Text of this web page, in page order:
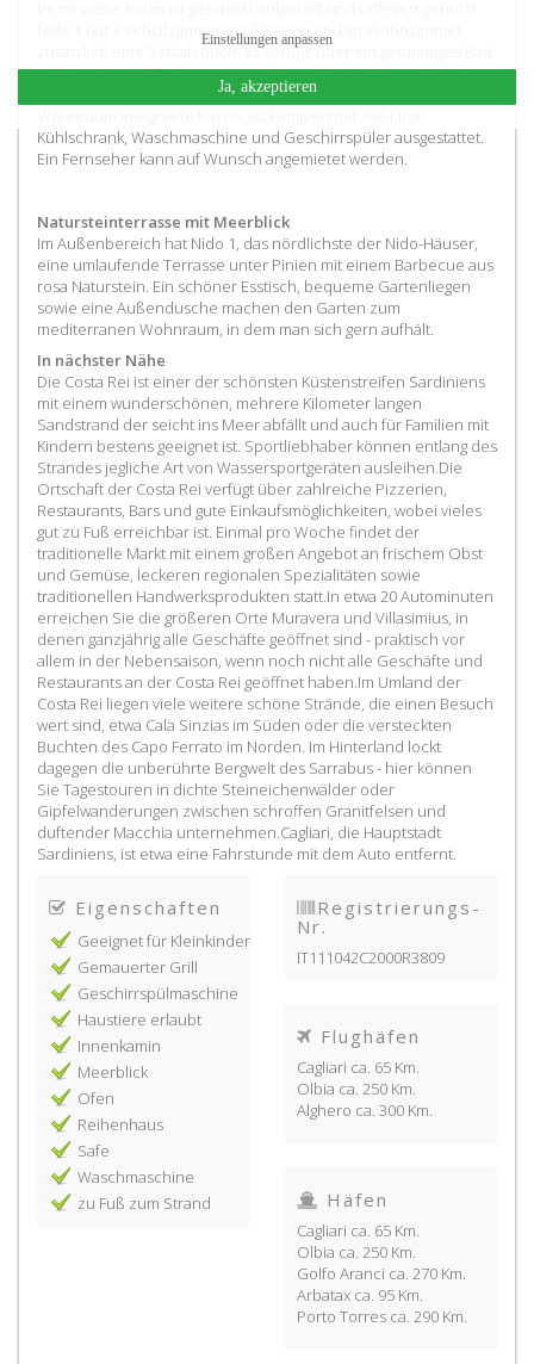
Nido 1 hat 3 Schlafzimmer mit 5 Betten und im Wohnzimmer
zusätzlich eine Schlafcouch. Es verfügt über ein geräumiges Bad
mit Dusche und Badewanne und einen Wohn-Essbereich mit
Innenkamin und gemütlichem Essplatz. Die moderne, in den
Kühlschrank, Waschmaschine und Geschirrspüler ausgestattet.
Ein Fernseher kann auf Wunsch angemietet werden.
Natursteinterrasse mit Meerblick
Im Außenbereich hat Nido 1, das nördlichste der Nido-Häuser,
eine umlaufende Terrasse unter Pinien mit einem Barbecue aus
rosa Naturstein. Ein schöner Esstisch, bequeme Gartenliegen
sowie eine Außendusche machen den Garten zum
mediterranen Wohnraum, in dem man sich gern aufhält.
In nächster Nähe
Die Costa Rei ist einer der schönsten Küstenstreifen Sardiniens
mit einem wunderschönen, mehrere Kilometer langen
Sandstrand der seicht ins Meer abfällt und auch für Familien mit
Kindern bestens geeignet ist. Sportliebhaber können entlang des
Strandes jegliche Art von Wassersportgeräten ausleihen.Die
Ortschaft der Costa Rei verfügt über zahlreiche Pizzerien,
Restaurants, Bars und gute Einkaufsmöglichkeiten, wobei vieles
gut zu Fuß erreichbar ist. Einmal pro Woche findet der
traditionelle Markt mit einem großen Angebot an frischem Obst
und Gemüse, leckeren regionalen Spezialitäten sowie
traditionellen Handwerksprodukten statt.In etwa 20 Autominuten
erreichen Sie die größeren Orte Muravera und Villasimius, in
denen ganzjährig alle Geschäfte geöffnet sind - praktisch vor
allem in der Nebensaison, wenn noch nicht alle Geschäfte und
Restaurants an der Costa Rei geöffnet haben.Im Umland der
Costa Rei liegen viele weitere schöne Strände, die einen Besuch
wert sind, etwa Cala Sinzias im Süden oder die versteckten
Buchten des Capo Ferrato im Norden. Im Hinterland lockt
dagegen die unberührte Bergwelt des Sarrabus - hier können
Sie Tagestouren in dichte Steineichenwälder oder
Gipfelwanderungen zwischen schroffen Granitfelsen und
duftender Macchia unternehmen.Cagliari, die Hauptstadt
Sardiniens, ist etwa eine Fahrstunde mit dem Auto entfernt.
Eigenschaften
Geeignet für Kleinkinder
Gemauerter Grill
Geschirrspülmaschine
Haustiere erlaubt
Innenkamin
Meerblick
Ofen
Reihenhaus
Safe
Waschmaschine
zu Fuß zum Strand
Registrierungs-
Nr.
IT111042C2000R3809
Flughäfen
Cagliari ca. 65 Km.
Olbia ca. 250 Km.
Alghero ca. 300 Km.
Häfen
Cagliari ca. 65 Km.
Olbia ca. 250 Km.
Golfo Aranci ca. 270 Km.
Arbatax ca. 95 Km.
Porto Torres ca. 290 Km.
Einstellungen anpassen
Ja, akzeptieren